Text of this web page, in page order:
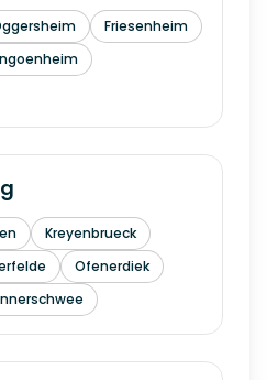
Friesenheim
Kreyenbrueck
Ofenerdiek